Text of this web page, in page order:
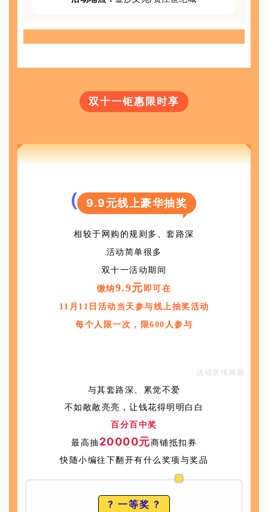
双十一钜惠限时享
9.9元线上豪华抽奖
相较于网购的规则多、套路深
活动简单很多
双十一活动期间
缴纳9.9元 即可在
11月11日活动当天参与线上抽奖活动
每个人限一次，限600人参与
活动宣传画面
与其套路深、累觉不爱
不如敞敞亮亮，让钱花得明明白白
百分百中奖
最高抽 20000元商铺抵扣券
快随小编往下翻开有什么奖项与奖品
? 一等奖 ?